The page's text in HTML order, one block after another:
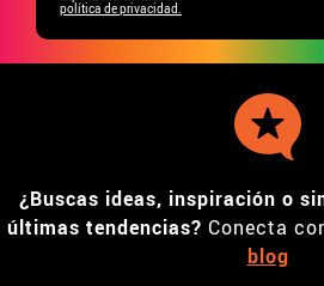
política de privacidad.
¿Buscas ideas, inspiración o
últimas tendencias? Conecta
blog